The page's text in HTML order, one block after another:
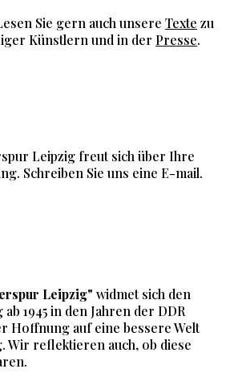
Sie gern auch unsere Texte zu
Künstlern und in der Presse.
Leipzig freut sich über Ihre
Schreiben Sie uns eine E-mail.
Leipzig" widmet sich den
1945 in den Jahren der DDR
Hoffnung auf eine bessere Welt
Wir reflektieren auch, ob diese